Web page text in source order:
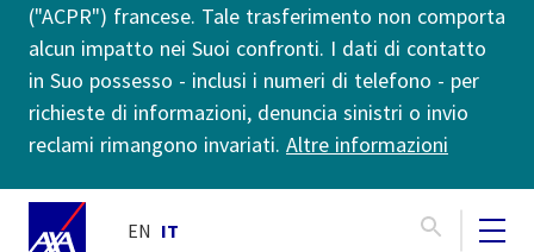
("ACPR") francese. Tale trasferimento non comporta
alcun impatto nei Suoi confronti. I dati di contatto
in Suo possesso - inclusi i numeri di telefono - per
richieste di informazioni, denuncia sinistri o invio
reclami rimangono invariati. Altre informazioni
EN IT